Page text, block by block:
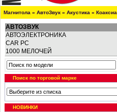
Магнитола » АвтоЗвук » Акустика »
АВТОЗВУК
АВТОЭЛЕКТРОНИКА
CAR PC
1000 МЕЛОЧЕЙ
Поиск по торговой марке
НОВИНКИ